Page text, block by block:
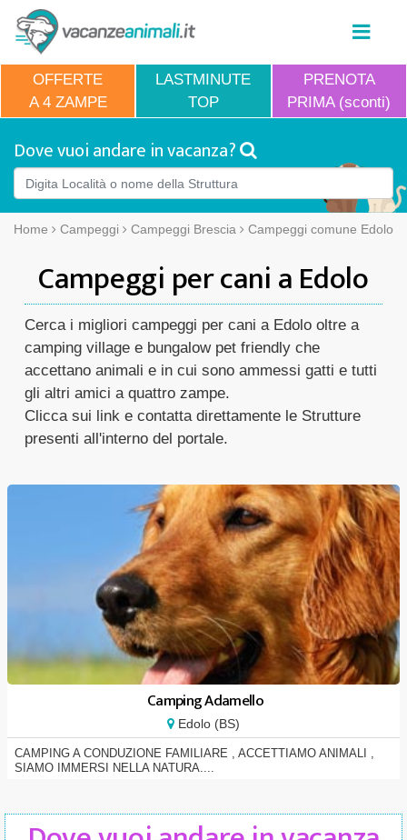
OFFERTE
A 4 ZAMPE
LASTMINUTE
TOP
PRENOTA
PRIMA (sconti)
Dove vuoi andare in vacanza?
Home Campeggi Campeggi Brescia Campeggi comune Edolo
Campeggi per cani a Edolo
Cerca i migliori campeggi per cani a Edolo oltre a
camping village e bungalow pet friendly che
accettano animali e in cui sono ammessi gatti e tutti
gli altri amici a quattro zampe.
Clicca sui link e contatta direttamente le Strutture
presenti all'interno del portale.
Camping Adamello
Edolo (BS)
CAMPING A CONDUZIONE FAMILIARE , ACCETTIAMO ANIMALI ,
SIAMO IMMERSI NELLA NATURA....